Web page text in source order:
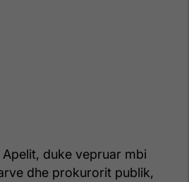
Apelit, duke vepruar mbi
dhe prokurorit publik,